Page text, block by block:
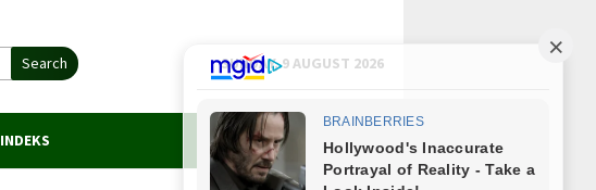
Search SUNDAY, 9 AUGUST 2026
INDEKS